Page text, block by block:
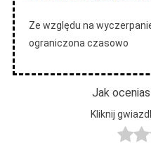
Ze względu na
ograniczona czasowo
Jak
Kliknij